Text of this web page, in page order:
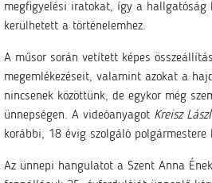
megfigyelési iratokat, így a hallgatóság
kerülhetett a történelemhez.
A műsor során vetített képes
megemlékezéseit, valamint azokat a
nincsenek közöttünk, de egykor még
ünnepségen. A videóanyagot Kreisz
korábbi, 18 évig szolgáló polgármestere
Az ünnepi hangulatot a Szent Anna